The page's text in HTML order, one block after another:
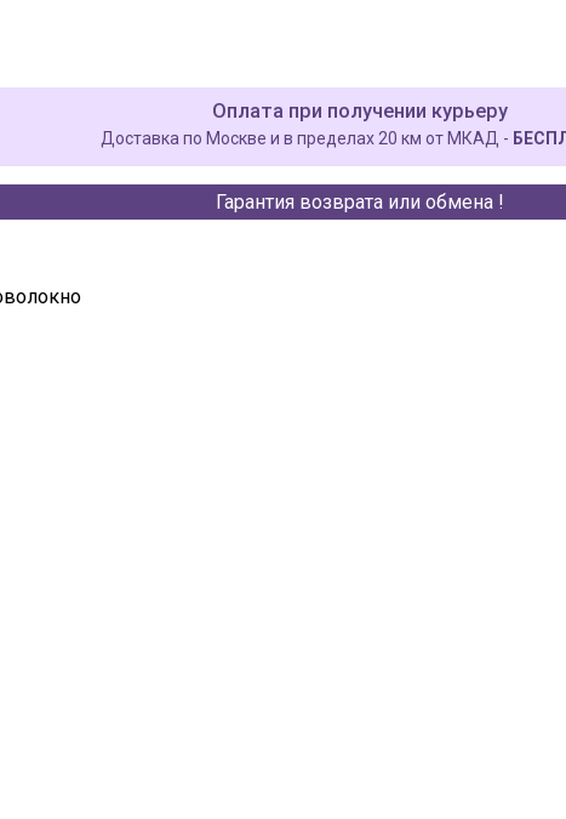
Оплата при получении курьеру
Доставка по Москве и в пределах 20 км от МКАД -
Гарантия возврата или обмена !